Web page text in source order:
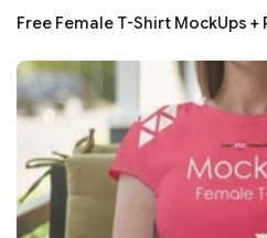
Free Female T-Shirt MockUps